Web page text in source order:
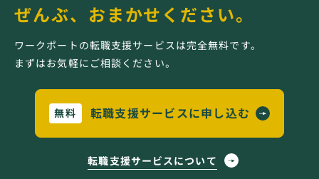
ぜんぶ、おまかせください。
ワークポートの転職支援サービスは完全無料です。
まずはお気軽にご相談ください。
無料 転職支援サービスに申し込む
転職支援サービスについて